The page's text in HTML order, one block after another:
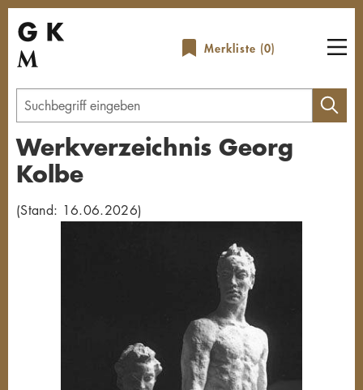
Direkt
zum
Inhalt
Merkliste (0)
Geben
Sie
einen
Suchbegriff
Werkverzeichnis Georg
Kolbe
(Stand: 16.06.2026)